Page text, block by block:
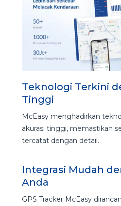
Teknologi Terkini
Tinggi
McEasy menghadirkan
akurasi tinggi, memastikan
tercatat dengan detail.
Integrasi Mudah
Anda
GPS Tracker McEasy